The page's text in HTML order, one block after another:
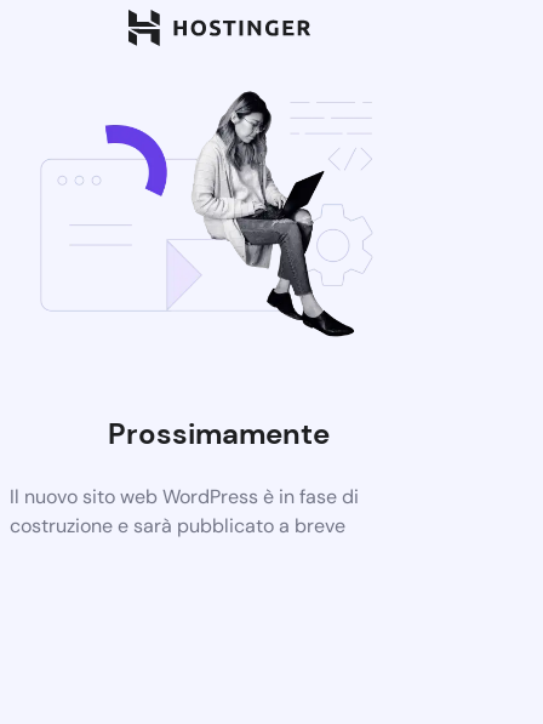
Prossimamente
Il nuovo sito web WordPress è in fase di
costruzione e sarà pubblicato a breve